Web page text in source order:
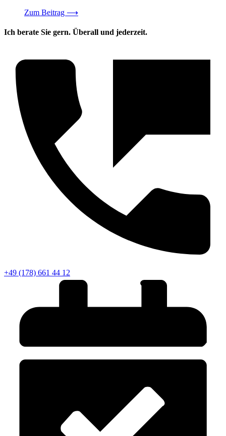
Zum Beitrag ⟶
Ich berate Sie gern. Überall und jederzeit.
+49 (178) 661 44 12